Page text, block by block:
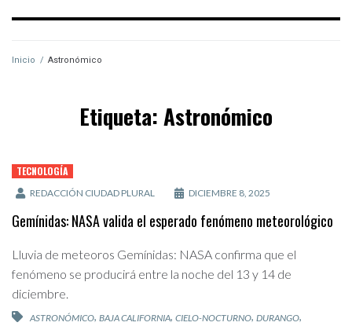
Inicio / Astronómico
Etiqueta: Astronómico
TECNOLOGÍA
REDACCIÓN CIUDAD PLURAL DICIEMBRE 8, 2025
Gemínidas: NASA valida el esperado fenómeno meteorológico
Lluvia de meteoros Gemínidas: NASA confirma que el
fenómeno se producirá entre la noche del 13 y 14 de
diciembre.
ASTRONÓMICO, BAJA CALIFORNIA, CIELO-NOCTURNO, DURANGO,